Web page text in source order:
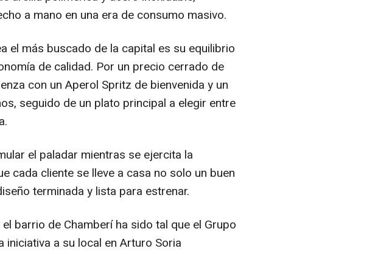
a mano en una era de consumo masivo.
el más buscado de la capital es su equilibrio
de calidad. Por un precio cerrado de
con un Aperol Spritz de bienvenida y un
seguido de un plato principal a elegir entre
el paladar mientras se ejercita la
cada cliente se lleve a casa no solo un buen
terminada y lista para estrenar.
barrio de Chamberí ha sido tal que el Grupo
iniciativa a su local en Arturo Soria